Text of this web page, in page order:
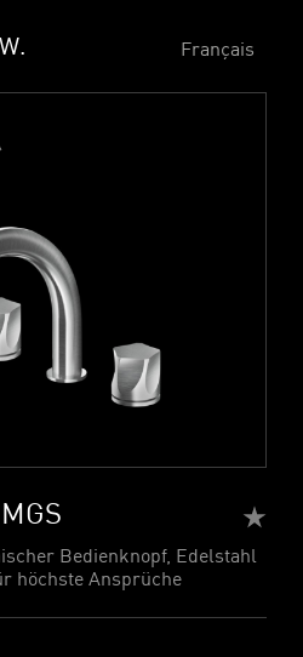
Français
Bedienknopf, Edelstahl
höchste Ansprüche